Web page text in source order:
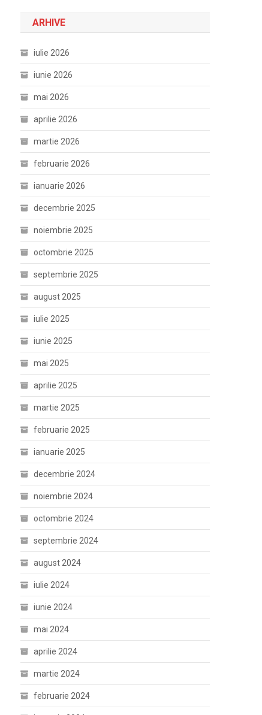
ARHIVE
iulie 2026
iunie 2026
mai 2026
aprilie 2026
martie 2026
februarie 2026
ianuarie 2026
decembrie 2025
noiembrie 2025
octombrie 2025
septembrie 2025
august 2025
iulie 2025
iunie 2025
mai 2025
aprilie 2025
martie 2025
februarie 2025
ianuarie 2025
decembrie 2024
noiembrie 2024
octombrie 2024
septembrie 2024
august 2024
iulie 2024
iunie 2024
mai 2024
aprilie 2024
martie 2024
februarie 2024